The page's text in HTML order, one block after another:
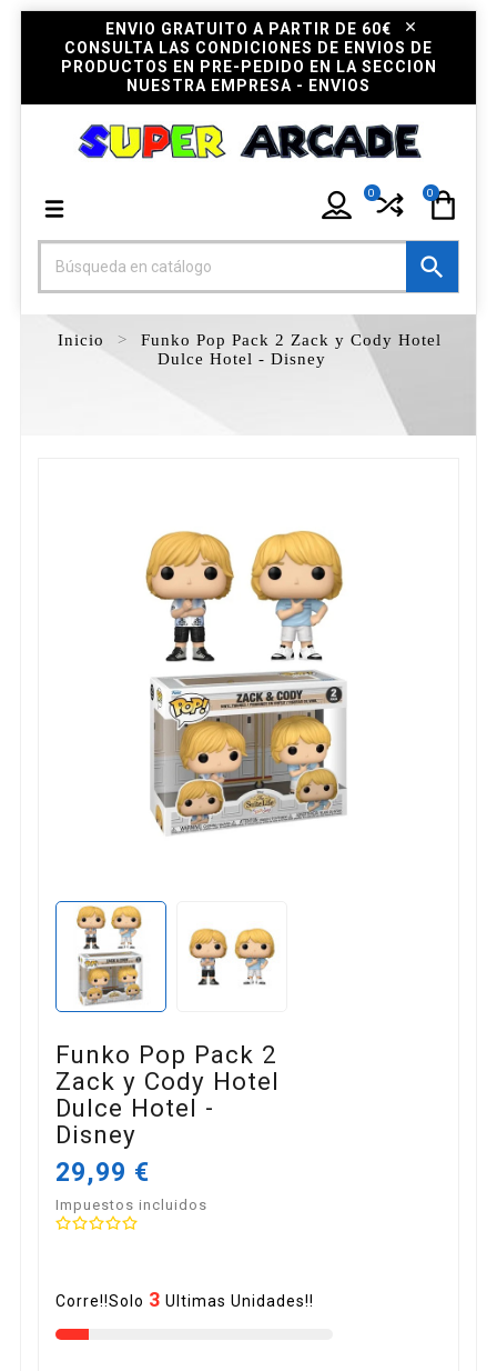
ENVIO GRATUITO A PARTIR DE 60€
CONSULTA LAS CONDICIONES DE ENVIOS DE
PRODUCTOS EN PRE-PEDIDO EN LA SECCION
NUESTRA EMPRESA - ENVIOS
0
0

Inicio
Funko Pop Pack 2 Zack y Cody Hotel
Dulce Hotel - Disney
Funko Pop Pack 2
Zack y Cody Hotel
Dulce Hotel -
Disney
29,99 €
Impuestos incluidos
Corre!!Solo 3 Ultimas Unidades!!